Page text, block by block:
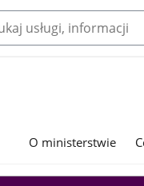
O ministerstwie